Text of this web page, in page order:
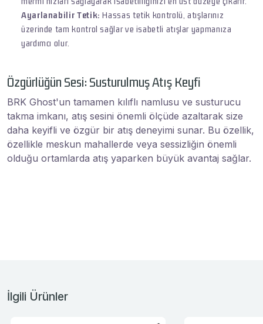
Ayarlanabilir Tetik:Hassas tetik kontrolü, atışlarınız
üzerinde tam kontrol sağlar ve isabetli atışlar yapmanıza
yardımcı olur.
Özgürlüğün Sesi: Susturulmuş Atış Keyfi
BRK Ghost'un tamamen kılıflı namlusu ve susturucu
takma imkanı, atış sesini önemli ölçüde azaltarak size
daha keyifli ve özgür bir atış deneyimi sunar. Bu özellik,
özellikle meskun mahallerde veya sessizliğin önemli
olduğu ortamlarda atış yaparken büyük avantaj sağlar.
İlgili Ürünler